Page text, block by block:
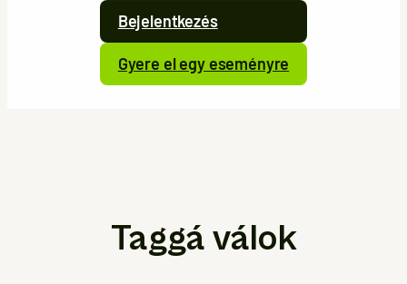
Bejelentkezés
Gyere el egy eseményre
Taggá válok